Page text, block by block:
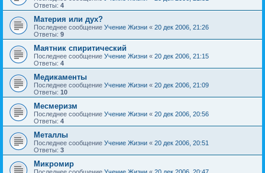
Ответы: 4
Материя или дух?
Последнее сообщение Учение Жизни « 20 дек 2006, 21:26
Ответы: 9
Маятник спиритический
Последнее сообщение Учение Жизни « 20 дек 2006, 21:15
Ответы: 4
Медикаменты
Последнее сообщение Учение Жизни « 20 дек 2006, 21:09
Ответы: 10
Месмеризм
Последнее сообщение Учение Жизни « 20 дек 2006, 20:56
Ответы: 4
Металлы
Последнее сообщение Учение Жизни « 20 дек 2006, 20:51
Ответы: 3
Микромир